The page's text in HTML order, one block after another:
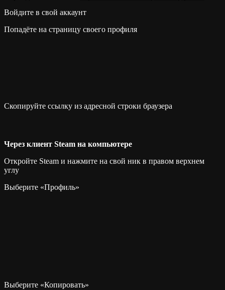
Войдите в свой аккаунт
Попадёте на страницу своего профиля
Скопируйте ссылку из адресной строки браузера
Через клиент Steam на компьютере
Откройте Steam и нажмите на свой ник в правом верхнем
углу
Выберите «Профиль»
Выберите «Копировать»